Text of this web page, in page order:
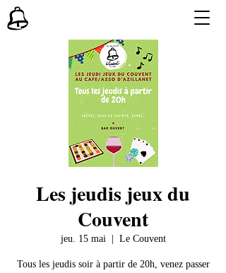
Les jeudis jeux du
Couvent
jeu. 15 mai
  |
Le Couvent
Tous les jeudis soir à partir de 20h, venez passer